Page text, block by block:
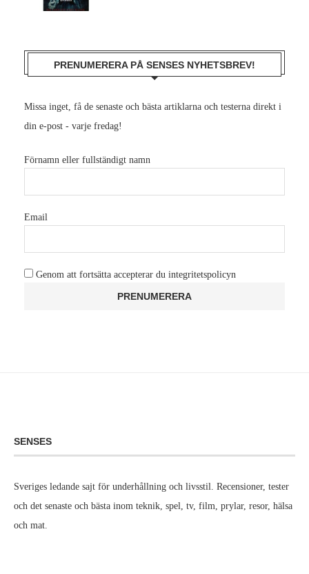
PRENUMERERA PÅ SENSES NYHETSBREV!
Missa inget, få de senaste och bästa artiklarna och testerna direkt i
din e-post - varje fredag!
Förnamn eller fullständigt namn
Email
Genom att fortsätta accepterar du integritetspolicyn
SENSES
Sveriges ledande sajt för underhållning och livsstil. Recensioner, tester
och det senaste och bästa inom teknik, spel, tv, film, prylar, resor, hälsa
och mat.